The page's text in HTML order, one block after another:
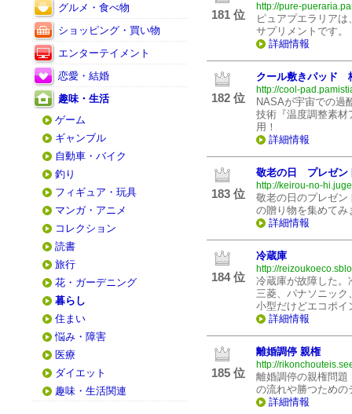
グルメ・食べ物
ショッピング・買い物
エンターテイメント
恋愛・結婚
趣味・生活
ゲーム
ギャンブル
自動車・バイク
釣り
フィギュア・玩具
マンガ・アニメ
コレクション
読書
旅行
花・ガーデニング
暮らし
住まい
悩み・障害
医療
ダイエット
趣味・生活関連
181 位
http://pure-
ピュアプエラリア
サプリメントです。
詳細情報
182 位
クール敷きパッド
http://cool-
NASAが宇宙での過
技術『温度調整素
用！
詳細情報
183 位
敬老の日 プレゼン
http://keirou-no-
敬老の日のプレゼン
の贈り物を集めてみ
詳細情報
184 位
冷蔵庫
http://
冷蔵庫が故障した。
三菱、パナソニック
小型だけどエコポイ
詳細情報
185 位
離婚調停 親権
http://
離婚調停の親権問題
の流れや勝つための
詳細情報